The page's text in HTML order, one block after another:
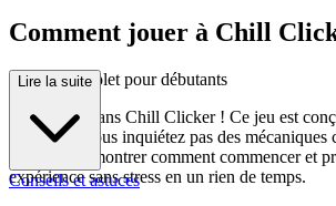
Comment jouer à Chill
e guide complet pour débutants
Bienvenue dans Chill Clicker ! Ce jeu est
plaisir. Ne vous inquiétez pas des mécaniques
allons vous montrer comment commencer et
expérience sans stress en un rien de temps.
Lire la suite
Conseils et astuces